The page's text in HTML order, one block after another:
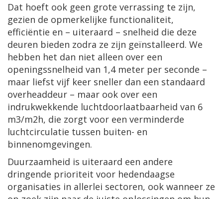
Dat hoeft ook geen grote verrassing te zijn,
gezien de opmerkelijke functionaliteit,
efficiëntie en – uiteraard – snelheid die deze
deuren bieden zodra ze zijn geïnstalleerd. We
hebben het dan niet alleen over een
openingssnelheid van 1,4 meter per seconde –
maar liefst vijf keer sneller dan een standaard
overheaddeur – maar ook over een
indrukwekkende luchtdoorlaatbaarheid van 6
m3/m2h, die zorgt voor een verminderde
luchtcirculatie tussen buiten- en
binnenomgevingen.
Duurzaamheid is uiteraard een andere
dringende prioriteit voor hedendaagse
organisaties in allerlei sectoren, ook wanneer ze